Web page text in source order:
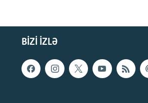
BIZI IZLƏ